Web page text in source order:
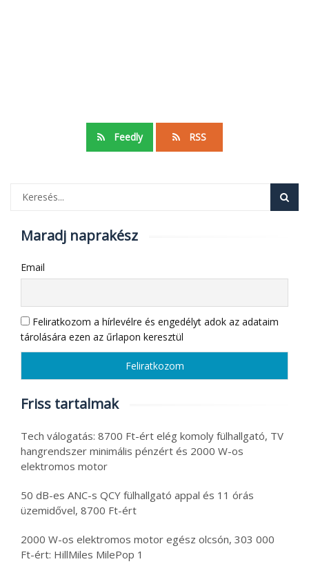
Feedly RSS
Maradj naprakész
Email
Feliratkozom a hírlevélre és engedélyt adok az adataim
tárolására ezen az űrlapon keresztül
Friss tartalmak
Tech válogatás: 8700 Ft-ért elég komoly fülhallgató, TV
hangrendszer minimális pénzért és 2000 W-os
elektromos motor
50 dB-es ANC-s QCY fülhallgató appal és 11 órás
üzemidővel, 8700 Ft-ért
2000 W-os elektromos motor egész olcsón, 303 000
Ft-ért: HillMiles MilePop 1